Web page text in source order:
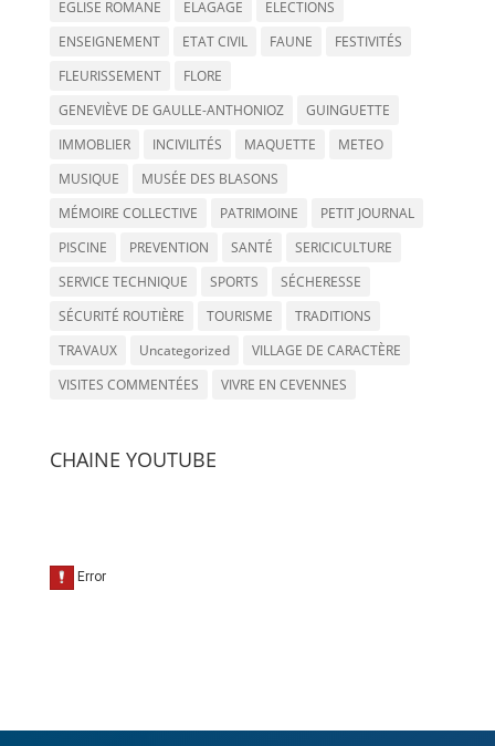
EGLISE ROMANE ELAGAGE
ELECTIONS
ENSEIGNEMENT
ETAT CIVIL FAUNE
FESTIVITÉS
FLEURISSEMENT
FLORE
GENEVIÈVE DE GAULLE-ANTHONIOZ
GUINGUETTE
IMMOBLIER
INCIVILITÉS MAQUETTE
METEO
MUSIQUE
MUSÉE DES BLASONS
MÉMOIRE COLLECTIVE
PATRIMOINE
PETIT JOURNAL
PISCINE
PREVENTION SANTÉ
SERICICULTURE
SERVICE TECHNIQUE
SPORTS
SÉCHERESSE
SÉCURITÉ ROUTIÈRE
TOURISME
TRADITIONS
TRAVAUX
Uncategorized
VILLAGE DE CARACTÈRE
VISITES COMMENTÉES
VIVRE EN CEVENNES
CHAINE YOUTUBE